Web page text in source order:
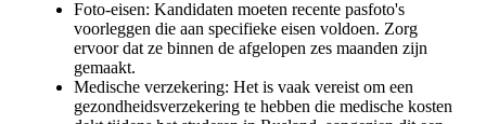
Foto-eisen: Kandidaten moeten recente pasfoto's
voorleggen die aan specifieke eisen voldoen. Zorg
ervoor dat ze binnen de afgelopen zes maanden zijn
gemaakt.
Medische verzekering: Het is vaak vereist om een
gezondheidsverzekering te hebben die medische kosten